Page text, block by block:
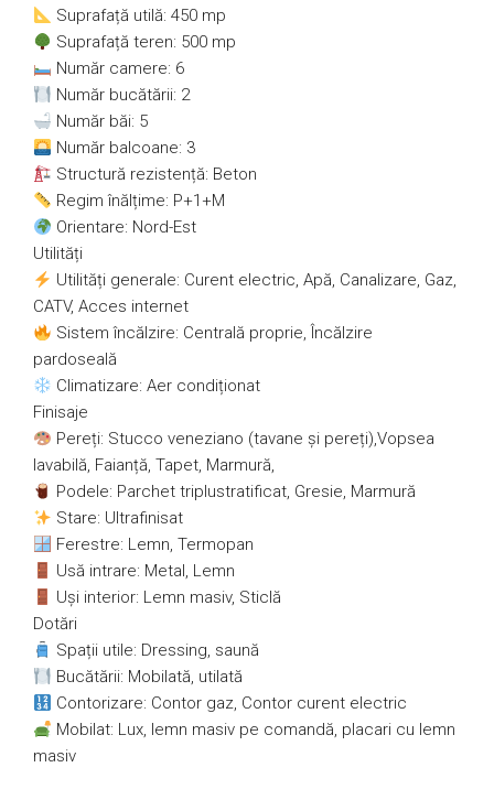
Suprafață utilă: 450 mp
Suprafață teren: 500 mp
Număr camere: 6
Număr bucătării: 2
Număr băi: 5
Număr balcoane: 3
Structură rezistență: Beton
Regim înălțime: P+1+M
Orientare: Nord-Est
Utilități
Utilități generale: Curent electric, Apă, Canalizare, Gaz,
CATV, Acces internet
Sistem încălzire: Centrală proprie, Încălzire
pardoseală
Climatizare: Aer condiționat
Finisaje
Pereți: Stucco veneziano (tavane și pereți),Vopsea
lavabilă, Faianță, Tapet, Marmură,
Podele: Parchet triplustratificat, Gresie, Marmură
Stare: Ultrafinisat
Ferestre: Lemn, Termopan
Usă intrare: Metal, Lemn
Uși interior: Lemn masiv, Sticlă
Dotări
Spații utile: Dressing, saună
Bucătării: Mobilată, utilată
Contorizare: Contor gaz, Contor curent electric
Mobilat: Lux, lemn masiv pe comandă, placari cu lemn
masiv